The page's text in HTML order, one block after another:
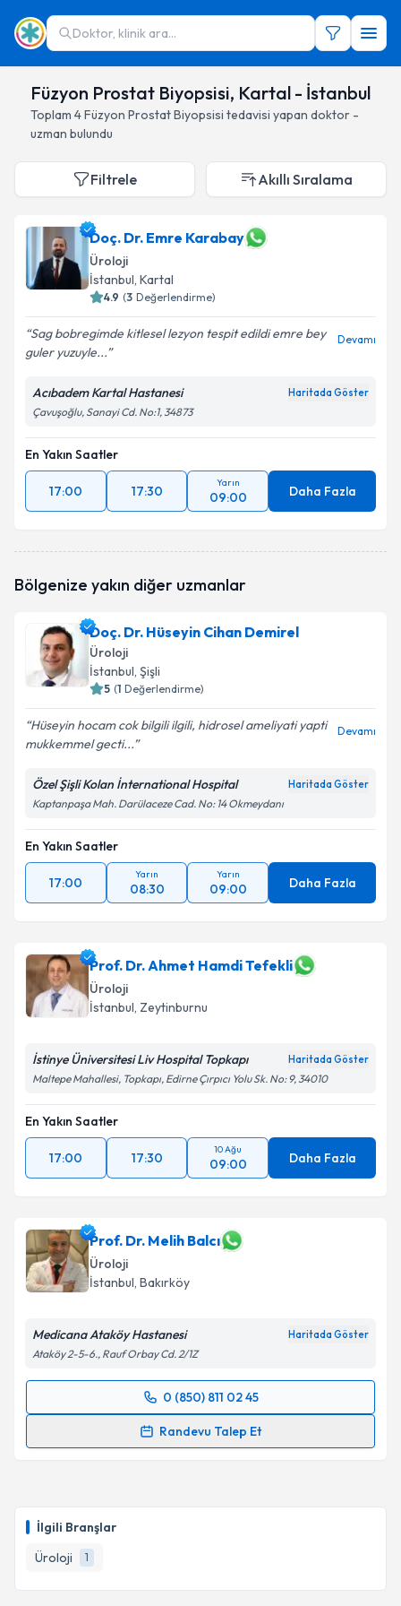
Doktor, klinik ara...
Füzyon Prostat Biyopsisi, Kartal - İstanbul
Toplam 4Füzyon Prostat Biyopsisi tedavisi yapan doktor -
uzman bulundu
İlgili Branşlar
Üroloji
1
Filtrele Akıllı Sıralama
Doç. Dr. Emre Karabay
Üroloji
İstanbul, Kartal
4.9 (3 Değerlendirme)
Sag bobregimde kitlesel lezyon tespit edildi emre bey
guler yuzuyle...
Devamı
Acıbadem Kartal Hastanesi Haritada Göster
Çavuşoğlu, Sanayi Cd. No:1, 34873
En Yakın Saatler
17:00 17:30
Yarın
09:00 Daha Fazla
Bölgenize yakın diğer uzmanlar
Doç. Dr. Hüseyin Cihan Demirel
Üroloji
İstanbul, Şişli
5 (1 Değerlendirme)
Hüseyin hocam cok bilgili ilgili, hidrosel ameliyati yapti
mukkemmel gecti...
Devamı
Özel Şişli Kolan İnternational Hospital Haritada Göster
Kaptanpaşa Mah. Darülaceze Cad. No: 14 Okmeydanı
En Yakın Saatler
17:00
Yarın
08:30
Yarın
09:00 Daha Fazla
Prof. Dr. Ahmet Hamdi Tefekli
Üroloji
İstanbul, Zeytinburnu
İstinye Üniversitesi Liv Hospital Topkapı Haritada Göster
Maltepe Mahallesi, Topkapı, Edirne Çırpıcı Yolu Sk. No: 9, 34010
En Yakın Saatler
17:00 17:30
10 Ağu
09:00 Daha Fazla
Prof. Dr. Melih Balcı
Üroloji
İstanbul, Bakırköy
Medicana Ataköy Hastanesi Haritada Göster
Ataköy 2-5-6., Rauf Orbay Cd. 2/1Z
0 (850) 811 02 45
Randevu Talep Et
Randevu Takvimi Talebi
E-posta Adresiniz